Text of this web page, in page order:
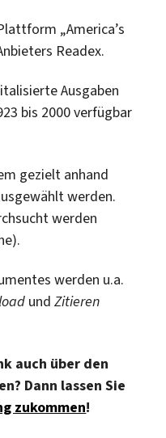
„America’s
Readex.
Ausgaben
bis 2000 verfügbar
gezielt anhand
werden.
werden
werden u.a.
undZitieren
auch über den
Dann lassen Sie
zukommen!